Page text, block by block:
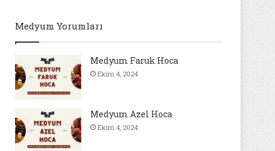
Medyum Yorumları
Medyum Faruk Hoca
Ekim 4, 2024
Medyum Azel Hoca
Ekim 4, 2024